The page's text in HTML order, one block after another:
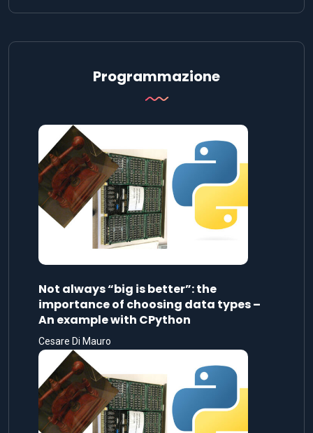
Programmazione
Not always “big is better”: the
importance of choosing data types –
An example with CPython
Cesare Di Mauro